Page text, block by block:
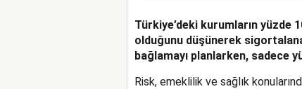
Türkiye’deki kurumların yüzde
olduğunu düşünerek
bağlamayı planlarken, sadece
Risk, emeklilik ve sağlık